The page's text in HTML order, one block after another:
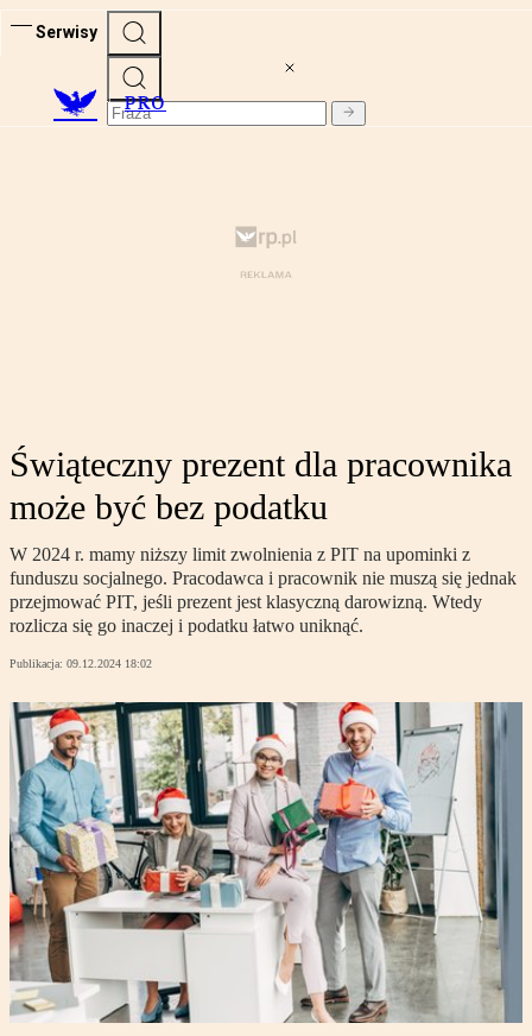
Serwisy
PRO
Świąteczny prezent dla pracownika
może być bez podatku
W 2024 r. mamy niższy limit zwolnienia z PIT na upominki z
funduszu socjalnego. Pracodawca i pracownik nie muszą się jednak
przejmować PIT, jeśli prezent jest klasyczną darowizną. Wtedy
rozlicza się go inaczej i podatku łatwo uniknąć.
Publikacja: 09.12.2024 18:02